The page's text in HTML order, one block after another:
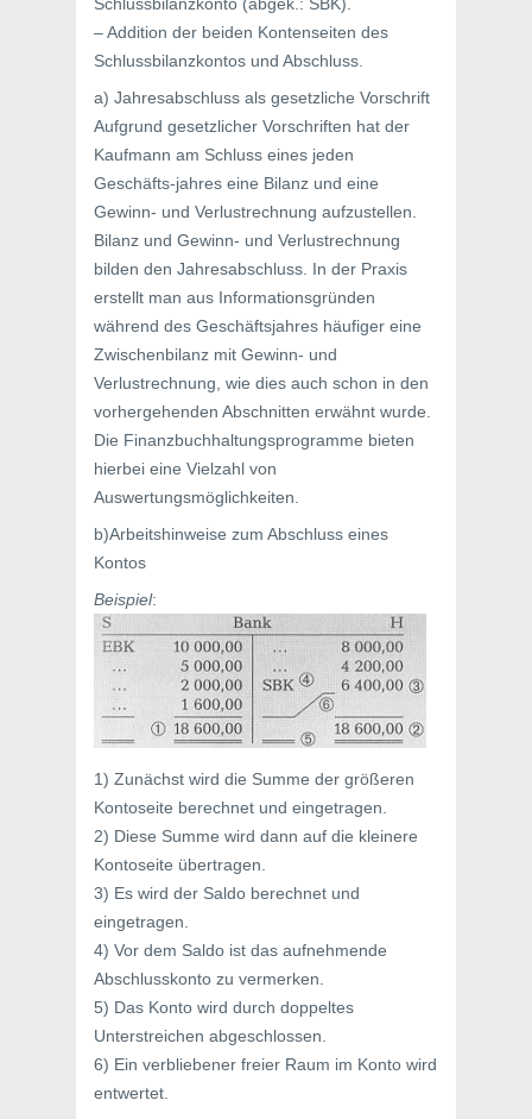
– Addition der beiden Kontenseiten des
Schlussbilanzkontos und Abschluss.
a) Jahresabschluss als gesetzliche Vorschrift
Aufgrund gesetzlicher Vorschriften hat der
Kaufmann am Schluss eines jeden
Geschäfts-jahres eine Bilanz und eine
Gewinn- und Verlustrechnung aufzustellen.
Bilanz und Gewinn- und Verlustrechnung
bilden den Jahresabschluss. In der Praxis
erstellt man aus Informationsgründen
während des Geschäftsjahres häufiger eine
Zwischenbilanz mit Gewinn- und
Verlustrechnung, wie dies auch schon in den
vorhergehenden Abschnitten erwähnt wurde.
Die Finanzbuchhaltungsprogramme bieten
hierbei eine Vielzahl von
Auswertungsmöglichkeiten.
b)Arbeitshinweise zum Abschluss eines
Kontos
Beispiel:
1) Zunächst wird die Summe der größeren
Kontoseite berechnet und eingetragen.
2) Diese Summe wird dann auf die kleinere
Kontoseite übertragen.
3) Es wird der Saldo berechnet und
eingetragen.
4) Vor dem Saldo ist das aufnehmende
Abschlusskonto zu vermerken.
5) Das Konto wird durch doppeltes
Unterstreichen abgeschlossen.
6) Ein verbliebener freier Raum im Konto wird
entwertet.